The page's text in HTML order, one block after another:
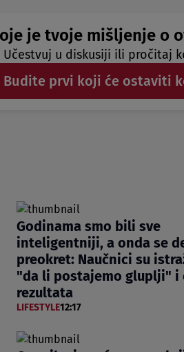
je tvoje mišljenje o
Učestvuj u diskusiji ili pročitaj
Budite prvi koji će ostaviti
Godinama smo bili sve
inteligentniji, a onda se
preokret: Naučnici su
"da li postajemo gluplji" i
rezultata
LIFESTYLE12:17